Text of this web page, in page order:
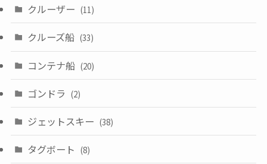
クルーザー (11)
クルーズ船 (33)
コンテナ船 (20)
ゴンドラ (2)
ジェットスキー (38)
タグボート (8)